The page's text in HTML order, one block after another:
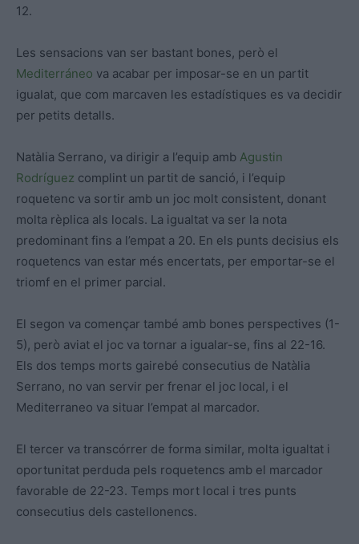
12.
Les sensacions van ser bastant bones, però el
Mediterráneo va acabar per imposar-se en un partit
igualat, que com marcaven les estadístiques es va decidir
per petits detalls.
Natàlia Serrano, va dirigir a l’equip amb Agustin
Rodríguez complint un partit de sanció, i l’equip
roquetenc va sortir amb un joc molt consistent, donant
molta rèplica als locals. La igualtat va ser la nota
predominant fins a l’empat a 20. En els punts decisius els
roquetencs van estar més encertats, per emportar-se el
triomf en el primer parcial.
El segon va començar també amb bones perspectives (1-
5), però aviat el joc va tornar a igualar-se, fins al 22-16.
Els dos temps morts gairebé consecutius de Natàlia
Serrano, no van servir per frenar el joc local, i el
Mediterraneo va situar l’empat al marcador.
El tercer va transcórrer de forma similar, molta igualtat i
oportunitat perduda pels roquetencs amb el marcador
favorable de 22-23. Temps mort local i tres punts
consecutius dels castellonencs.